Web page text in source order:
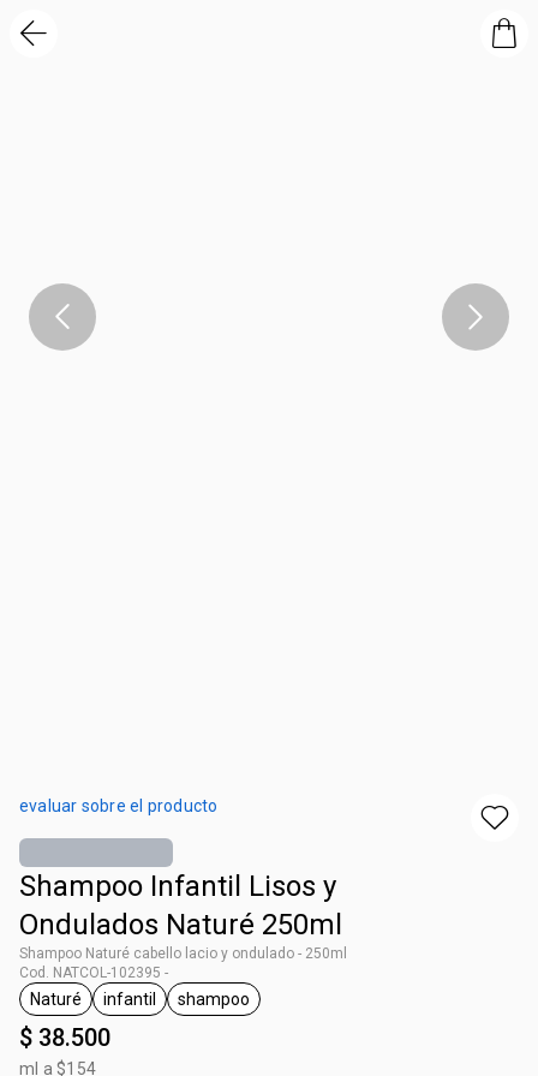
evaluar sobre el producto
Shampoo Infantil Lisos y
Ondulados Naturé 250ml
Shampoo Naturé cabello lacio y ondulado - 250ml
Cod. NATCOL-102395 -
general.tag Naturé
Naturé
general.tag infantil
infantil
general.tag shampoo
shampoo
$ 38.500
ml a $154